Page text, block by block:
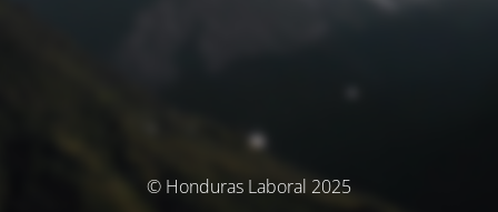
© Honduras Laboral 2025